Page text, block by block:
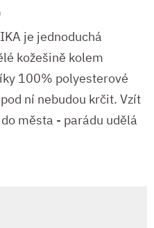
je jednoduchá
kožešině kolem
100% polyesterové
ní nebudou krčit. Vzít
města - parádu udělá